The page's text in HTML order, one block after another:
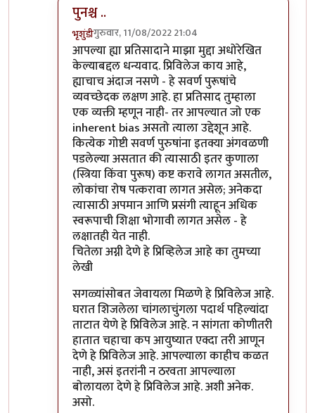
पुनश्च ..
भृशुंडीगुरुवार, 11/08/2022 21:04
In reply toprivilegebyप्रसाद गोडबोले
आपल्या ह्या प्रतिसादाने माझा मुद्दा अधोरेखित
केल्याबद्दल धन्यवाद. प्रिविलेज काय आहे,
ह्याचाच अंदाज नसणे - हे सवर्ण पुरूषांचे
व्यवच्छेदक लक्षण आहे. हा प्रतिसाद तुम्हाला
एक व्यक्ती म्हणून नाही- तर आपल्यात जो एक
inherent bias असतो त्याला उद्देशून आहे.
कित्येक गोष्टी सवर्ण पुरुषांना इतक्या अंगवळणी
पडलेल्या असतात की त्यासाठी इतर कुणाला
(स्त्रिया किंवा पुरूष) कष्ट करावे लागत असतील,
लोकांचा रोष पत्करावा लागत असेल; अनेकदा
त्यासाठी अपमान आणि प्रसंगी त्याहून अधिक
स्वरूपाची शिक्षा भोगावी लागत असेल - हे
लक्षातही येत नाही.
चितेला अग्नी देणे हे प्रिव्हिलेज आहे का तुमच्या
लेखी
सगळ्यांसोबत जेवायला मिळणे हे प्रिविलेज आहे.
घरात शिजलेला चांगलाचुंगला पदार्थ पहिल्यांदा
ताटात येणे हे प्रिविलेज आहे. न सांगता कोणीतरी
हातात चहाचा कप आयुष्यात एक्दा तरी आणून
देणे हे प्रिविलेज आहे. आपल्याला काहीच कळत
नाही, असं इतरांनी न ठरवता आपल्याला
बोलायला देणे हे प्रिविलेज आहे. अशी अनेक.
असो.